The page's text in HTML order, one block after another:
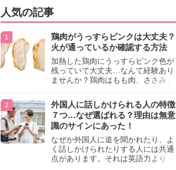
人気の記事
鶏肉がうっすらピンクは大丈夫？
火が通っているか確認する方法
加熱した鶏肉にうっすらピンク色が
残っていて大丈夫…なんて経験あり
ませんか？鶏肉はもも肉、ささみ、
わいが異なり、いろいろと楽しめる
料理ですが、鶏肉は加熱した後でも
うっすらピンク色の部分が大丈夫な
のと気になるときがあります。この
記事では生焼けか火が通っているの
かを確認する方法や、鶏肉を調理す
るときの注意点を紹介しますので、
参考にしてみてくださいね。
外国人に話しかけられる人の特徴
７つ…なぜ選ばれる？理由は無意
識のサインにあった！
なぜか外国人に道を聞かれたり、よ
く話しかけられたりする人には共通
点があります。それは英語力より